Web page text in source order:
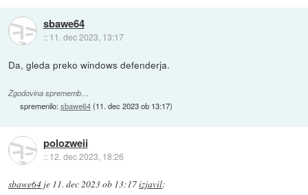
sbawe64
:: 11. dec 2023, 13:17
Da, gleda preko windows defenderja.
Zgodovina sprememb…
spremenilo:sbawe64(11. dec 2023 ob 13:17)
polozweii
:: 12. dec 2023, 18:26
sbawe64 je 11. dec 2023 ob 13:17izjavil: